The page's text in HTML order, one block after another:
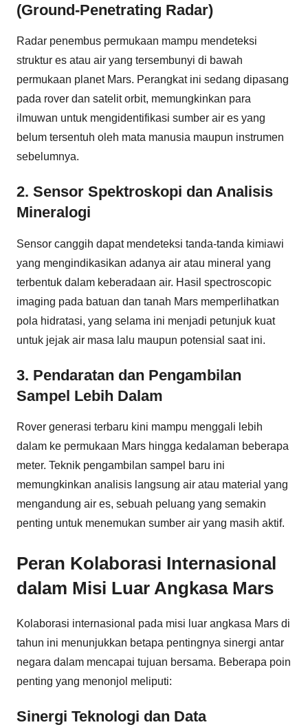
(Ground-Penetrating Radar)
Radar penembus permukaan mampu mendeteksi
struktur es atau air yang tersembunyi di bawah
permukaan planet Mars. Perangkat ini sedang dipasang
pada rover dan satelit orbit, memungkinkan para
ilmuwan untuk mengidentifikasi sumber air es yang
belum tersentuh oleh mata manusia maupun instrumen
sebelumnya.
2. Sensor Spektroskopi dan Analisis
Mineralogi
Sensor canggih dapat mendeteksi tanda-tanda kimiawi
yang mengindikasikan adanya air atau mineral yang
terbentuk dalam keberadaan air. Hasil spectroscopic
imaging pada batuan dan tanah Mars memperlihatkan
pola hidratasi, yang selama ini menjadi petunjuk kuat
untuk jejak air masa lalu maupun potensial saat ini.
3. Pendaratan dan Pengambilan
Sampel Lebih Dalam
Rover generasi terbaru kini mampu menggali lebih
dalam ke permukaan Mars hingga kedalaman beberapa
meter. Teknik pengambilan sampel baru ini
memungkinkan analisis langsung air atau material yang
mengandung air es, sebuah peluang yang semakin
penting untuk menemukan sumber air yang masih aktif.
Peran Kolaborasi Internasional
dalam Misi Luar Angkasa Mars
Kolaborasi internasional pada misi luar angkasa Mars di
tahun ini menunjukkan betapa pentingnya sinergi antar
negara dalam mencapai tujuan bersama. Beberapa poin
penting yang menonjol meliputi:
Sinergi Teknologi dan Data